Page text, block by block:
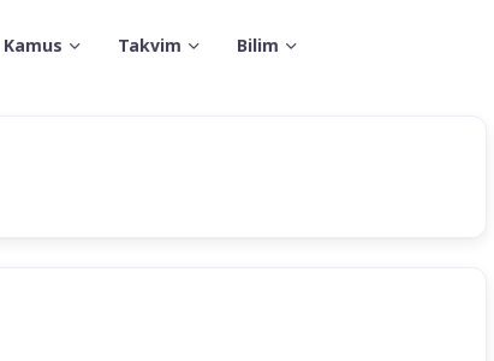
Kamus Takvim Bilim